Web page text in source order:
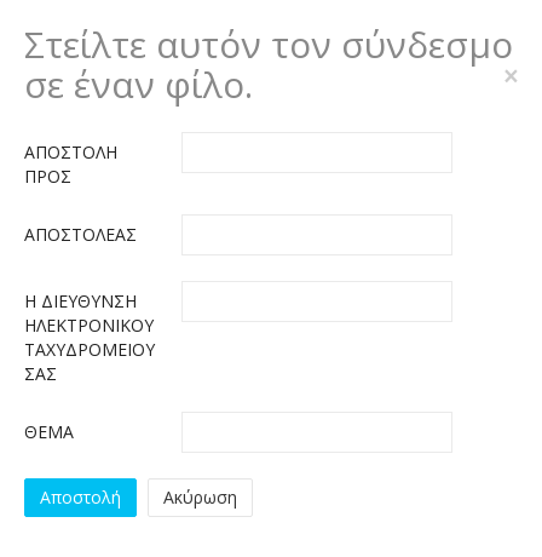
Στείλτε αυτόν τον σύνδεσμο
σε έναν φίλο.
×
ΑΠΟΣΤΟΛΉ
ΠΡΟΣ
ΑΠΟΣΤΟΛΈΑΣ
Η ΔΙΕΎΘΥΝΣΗ
ΗΛΕΚΤΡΟΝΙΚΟΎ
ΤΑΧΥΔΡΟΜΕΊΟΥ
ΣΑΣ
ΘΈΜΑ
Αποστολή Ακύρωση